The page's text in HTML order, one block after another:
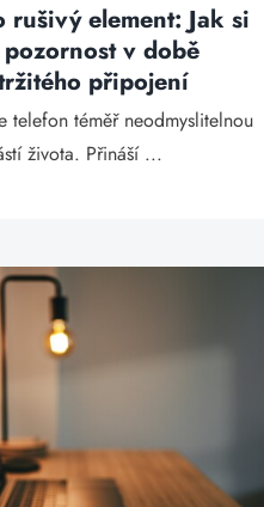
rušivý element: Jak si
v době
připojení
telefon téměř neodmyslitelnou
života. Přináší ...